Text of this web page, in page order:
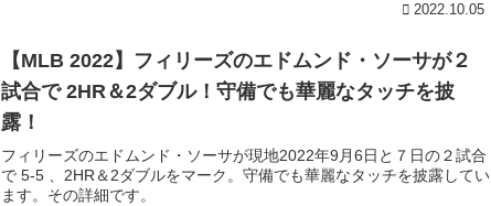
2022.10.05
【MLB 2022】フィリーズのエドムンド・ソーサが２
試合で 2HR＆2ダブル！守備でも華麗なタッチを披
露！
フィリーズのエドムンド・ソーサが現地2022年9月6日と７日の２試合
で 5-5 、2HR＆2ダブルをマーク。守備でも華麗なタッチを披露してい
ます。その詳細です。